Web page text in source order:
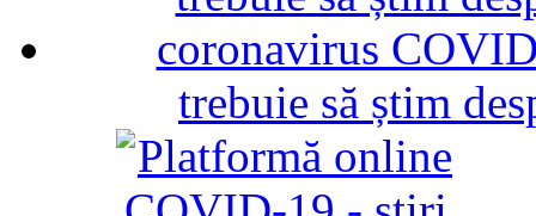
trebuie să știm